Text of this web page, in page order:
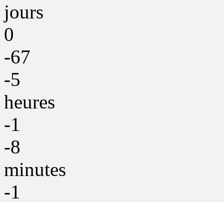
jours
0
-67
-5
heures
-1
-8
minutes
-1